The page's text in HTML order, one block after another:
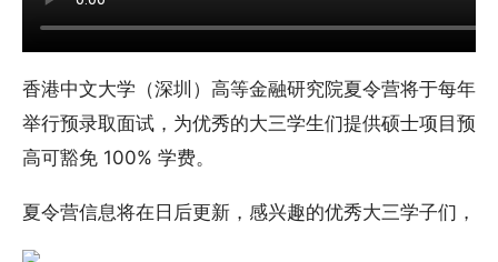
香港中文大学（深圳）高等金融研究院夏令营将于每年
举行预录取面试，为优秀的大三学生们提供硕士项目预
高可豁免 100% 学费。
夏令营信息将在日后更新，感兴趣的优秀大三学子们，